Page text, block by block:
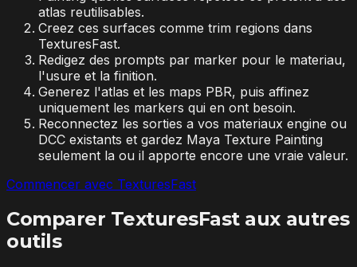
atlas reutilisables.
Creez ces surfaces comme trim regions dans
TexturesFast.
Redigez des prompts par marker pour le materiau,
l'usure et la finition.
Generez l'atlas et les maps PBR, puis affinez
uniquement les markers qui en ont besoin.
Reconnectez les sorties a vos materiaux engine ou
DCC existants et gardez Maya Texture Painting
seulement la ou il apporte encore une vraie valeur.
Commencer avec TexturesFast
Comparer TexturesFast aux autres
outils